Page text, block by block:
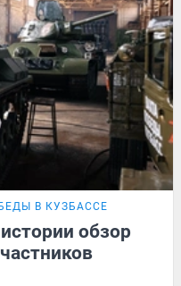
В КУЗБАССЕ
обзор